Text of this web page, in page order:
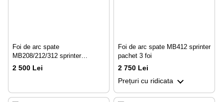
Foi de arc spate
МВ208/212/312 sprinter
complect 2 foi
2 500 Lei
Foi de arc spate МВ412 sprinter
pachet 3 foi
2 750 Lei
Prețuri cu ridicata